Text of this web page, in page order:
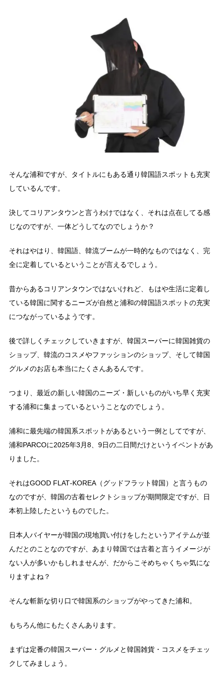
そんな浦和ですが、タイトルにもある通り韓国語スポットも充実
しているんです。
決してコリアンタウンと言うわけではなく、それは点在してる感
じなのですが、一体どうしてなのでしょうか？
それはやはり、韓国語、韓流ブームが一時的なものではなく、完
全に定着しているということが言えるでしょう。
昔からあるコリアンタウンではないけれど、もはや生活に定着し
ている韓国に関するニーズが自然と浦和の韓国語スポットの充実
につながっているようです。
後で詳しくチェックしていきますが、韓国スーパーに韓国雑貨の
ショップ、韓流のコスメやファッションのショップ、そして韓国
グルメのお店も本当にたくさんあるんです。
つまり、最近の新しい韓国のニーズ・新しいものがいち早く充実
する浦和に集まっているということなのでしょう。
浦和に最先端の韓国系スポットがあるという一例としてですが、
浦和PARCOに2025年3月8、9日の二日間だけというイベントがあ
りました。
それはGOOD FLAT‑KOREA（グッドフラット韓国）と言うもの
なのですが、韓国の古着セレクトショップが期間限定ですが、日
本初上陸したというものでした。
日本人バイヤーが韓国の現地買い付けをしたというアイテムが並
んだとのことなのですが、あまり韓国では古着と言うイメージが
ない人が多いかもしれませんが、だからこそめちゃくちゃ気にな
りますよね？
そんな斬新な切り口で韓国系のショップがやってきた浦和。
もちろん他にもたくさんあります。
まずは定番の韓国スーパー・グルメと韓国雑貨・コスメをチェッ
クしてみましょう。